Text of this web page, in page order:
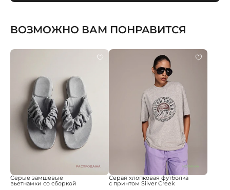
ВОЗМОЖНО ВАМ ПОНРАВИТСЯ
РАСПРОДАЖА
Серые замшевые
вьетнамки со сборкой
НОВИНКА
Серая хлопковая футболка
с принтом Silver Creek